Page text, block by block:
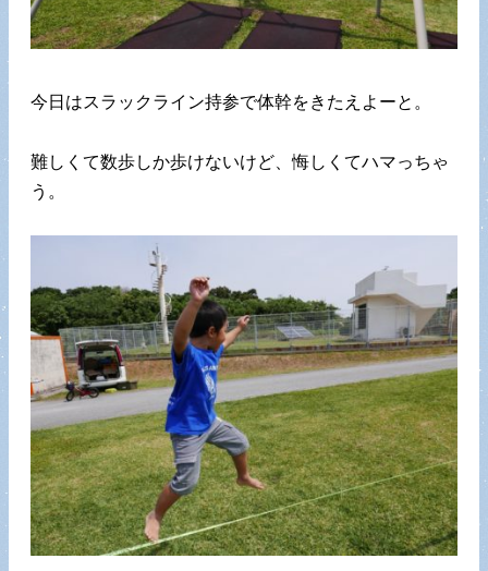
今日はスラックライン持参で体幹をきたえよーと。
難しくて数歩しか歩けないけど、悔しくてハマっちゃ
う。